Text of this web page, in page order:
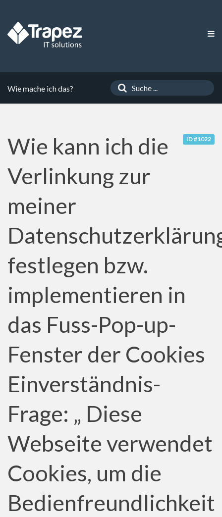
Wie mache ich das?
ID #1022
Wie kann ich die
Verlinkung zur
meiner
festlegen bzw.
implementieren in
das Fuss-Pop-up-
Fenster der Cookies
Einverständnis-
Frage: „ Diese
Webseite verwendet
Cookies, um die
Bedienfreundlichkeit